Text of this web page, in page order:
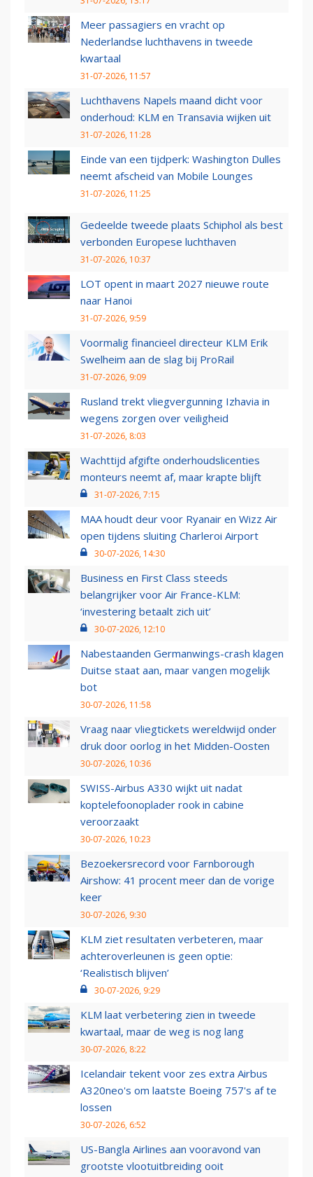
Meer passagiers en vracht op
Nederlandse luchthavens in tweede
kwartaal
31-07-2026, 11:57
Luchthavens Napels maand dicht voor
onderhoud: KLM en Transavia wijken uit
31-07-2026, 11:28
Einde van een tijdperk: Washington Dulles
neemt afscheid van Mobile Lounges
31-07-2026, 11:25
Gedeelde tweede plaats Schiphol als best
verbonden Europese luchthaven
31-07-2026, 10:37
LOT opent in maart 2027 nieuwe route
naar Hanoi
31-07-2026, 9:59
Voormalig financieel directeur KLM Erik
Swelheim aan de slag bij ProRail
31-07-2026, 9:09
Rusland trekt vliegvergunning Izhavia in
wegens zorgen over veiligheid
31-07-2026, 8:03
Wachttijd afgifte onderhoudslicenties
monteurs neemt af, maar krapte blijft
31-07-2026, 7:15
MAA houdt deur voor Ryanair en Wizz Air
open tijdens sluiting Charleroi Airport
30-07-2026, 14:30
Business en First Class steeds
belangrijker voor Air France-KLM:
‘investering betaalt zich uit’
30-07-2026, 12:10
Nabestaanden Germanwings-crash klagen
Duitse staat aan, maar vangen mogelijk
bot
30-07-2026, 11:58
Vraag naar vliegtickets wereldwijd onder
druk door oorlog in het Midden-Oosten
30-07-2026, 10:36
SWISS-Airbus A330 wijkt uit nadat
koptelefoonoplader rook in cabine
veroorzaakt
30-07-2026, 10:23
Bezoekersrecord voor Farnborough
Airshow: 41 procent meer dan de vorige
keer
30-07-2026, 9:30
KLM ziet resultaten verbeteren, maar
achteroverleunen is geen optie:
‘Realistisch blijven’
30-07-2026, 9:29
KLM laat verbetering zien in tweede
kwartaal, maar de weg is nog lang
30-07-2026, 8:22
Icelandair tekent voor zes extra Airbus
A320neo's om laatste Boeing 757's af te
lossen
30-07-2026, 6:52
US-Bangla Airlines aan vooravond van
grootste vlootuitbreiding ooit